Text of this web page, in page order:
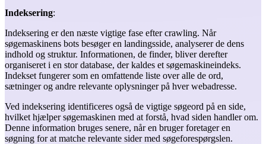
Indeksering:
Indeksering er den næste vigtige fase efter crawling. Når
søgemaskinens bots besøger en landingsside, analyserer de dens
indhold og struktur. Informationen, de finder, bliver derefter
organiseret i en stor database, der kaldes et søgemaskineindeks.
Indekset fungerer som en omfattende liste over alle de ord,
sætninger og andre relevante oplysninger på hver webadresse.
Ved indeksering identificeres også de vigtige søgeord på en side,
hvilket hjælper søgemaskinen med at forstå, hvad siden handler om.
Denne information bruges senere, når en bruger foretager en
søgning for at matche relevante sider med søgeforespørgslen.